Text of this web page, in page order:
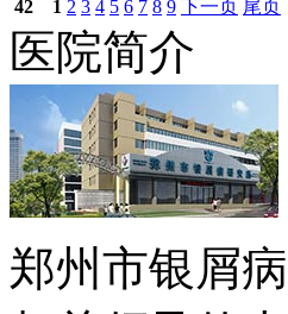
42 1 2 3 4 5 6 7 8 9 下一页 尾页
医院简介
郑州市银屑